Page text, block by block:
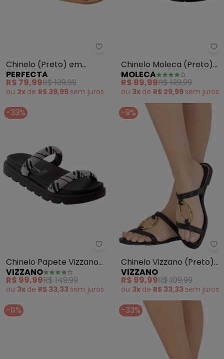
Perfecta - Chinelo (Preto) em
Chinelo (Preto) em
Sintético
PERFECTA
R$ 79,99R$ 139,99
ou 2x de R$ 39,99 sem juros
Chinelo Moleca (Preto)
em Sintético
MOLECA
R$ 89,99R$ 129,99
ou 3x de R$ 29,99 sem juros
-33%
Vizzano - Chinelo Papete
Chinelo Papete Vizzano
(Preto) em Sintético
VIZZANO
R$ 99,99R$ 149,99
ou 3x de R$ 33,33 sem juros
-9%
Chinelo Vizzano (Preto)
com Detalhe Dourado
VIZZANO
R$ 99,99R$ 109,99
ou 3x de R$ 33,33 sem juros
-11% -33%